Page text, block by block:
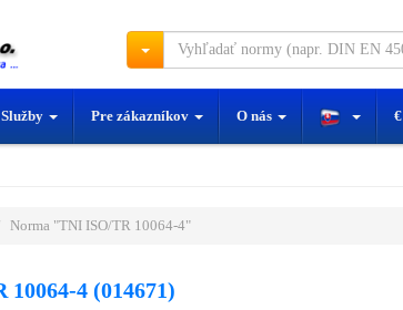
Služby Pre zákazníkov O nás €
Norma "TNI ISO/TR 10064-4"
4 (014671)